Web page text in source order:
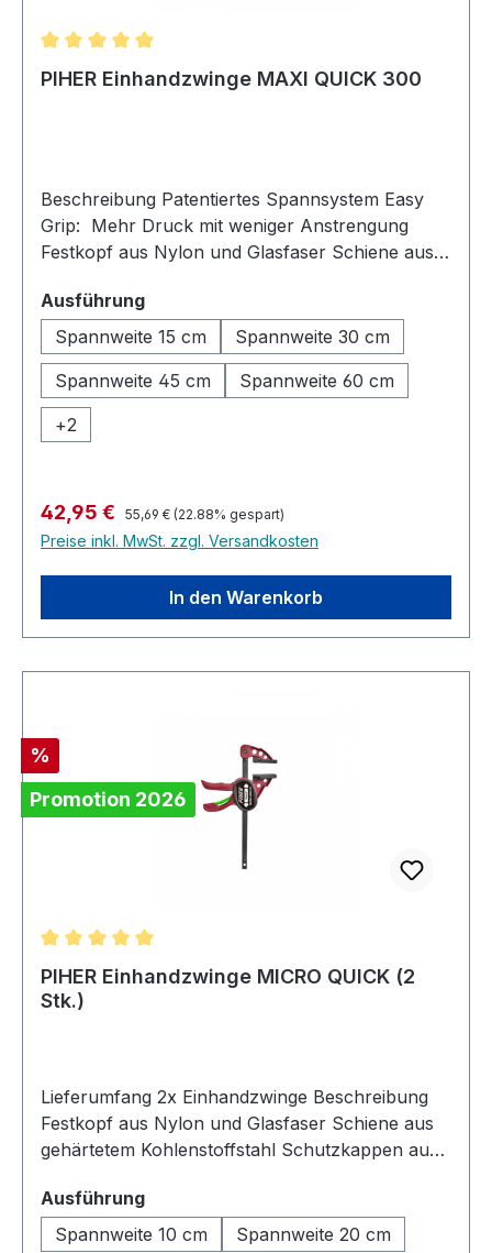
Durchschnittliche Bewertung von 5 von 5 Sternen
PIHER Einhandzwinge MAXI QUICK 300
Beschreibung Patentiertes Spannsystem Easy
Grip: Mehr Druck mit weniger Anstrengung
Festkopf aus Nylon und Glasfaser Schiene aus
einzustellen - umkehrbar mit nur einem Klick
Extra lange Schutzkappen Druckminderung
stufenweise in zwei Schritten
Produktinformationen Spannkraft bis zu 300 kg
Schiene: 20 x 5 mm Spannweite: 15 bis 125 cm
Ausladung: 9,4 cm
Ausführungauswählen
Spannweite 15 cm
Spannweite 30 cm
Spannweite 45 cm
Spannweite 60 cm
+2
Verkaufspreis:
42,95 € Regulärer Preis:
55,69 € (22.88% gespart)
Preise inkl. MwSt. zzgl. Versandkosten
In den Warenkorb
Rabatt
%
Promotion 2026
Durchschnittliche Bewertung von 5 von 5 Sternen
PIHER Einhandzwinge MICRO QUICK (2
Stk.)
Lieferumfang 2x Einhandzwinge Beschreibung
Festkopf aus Nylon und Glasfaser Schiene aus
gehärtetem Kohlenstoffstahl Schutzkappen aus
Spreizen einzustellen - umkehrbar mit nur einem
Klick Einfach mit einer Hand zu bedienen
Ausführungauswählen
Spannweite 10 cm
Spannweite 20 cm